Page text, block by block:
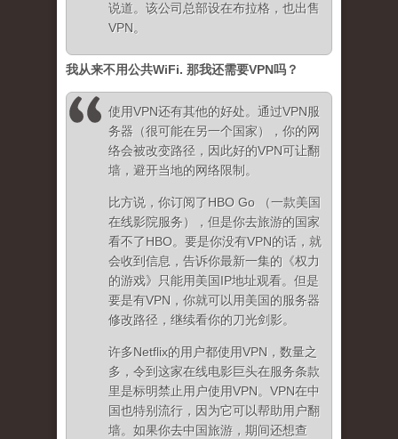
说道。该公司总部设在布拉格，也出售
VPN。
我从来不用公共WiFi. 那我还需要VPN吗？
使用VPN还有其他的好处。通过VPN服
务器（很可能在另一个国家），你的网
络会被改变路径，因此好的VPN可让翻
墙，避开当地的网络限制。
比方说，你订阅了HBO Go （一款美国
在线影院服务），但是你去旅游的国家
看不了HBO。要是你没有VPN的话，就
会收到信息，告诉你最新一集的《权力
的游戏》只能用美国IP地址观看。但是
要是有VPN，你就可以用美国的服务器
修改路径，继续看你的刀光剑影。
许多Netflix的用户都使用VPN，数量之
多，令到这家在线电影巨头在服务条款
里是标明禁止用户使用VPN。VPN在中
国也特别流行，因为它可以帮助用户翻
墙。如果你去中国旅游，期间还想查